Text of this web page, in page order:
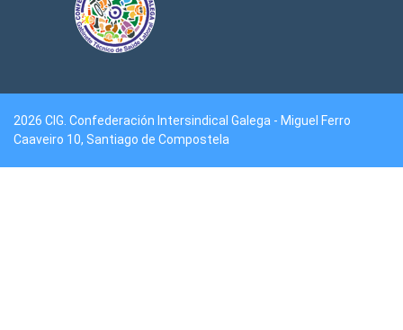
2026 CIG. Confederación Intersindical Galega - Miguel Ferro
Caaveiro 10, Santiago de Compostela